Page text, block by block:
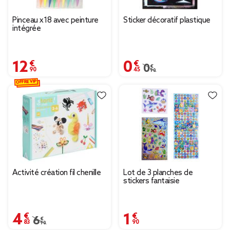
Pinceau x18 avec peinture
intégrée
12,90 €
Sticker décoratif plastique
0,45 €
Prix remisé de 0,90 €
0,90 €
Activité création fil chenille
4,83 €
Prix remisé de 6,90 € à 4,83 €
6,90 €
OFFRE VIP
Lot de 3 planches de
stickers fantaisie
1,90 €